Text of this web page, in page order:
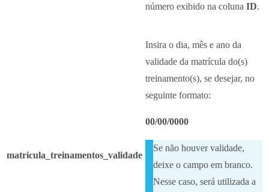
número exibido na coluna ID.
matricula_treinamentos_validade
Insira o dia, mês e ano da
validade da matrícula do(s)
treinamento(s), se desejar, no
seguinte formato:
00/00/0000
Se não houver validade,
deixe o campo em branco.
Nesse caso, será utilizada a